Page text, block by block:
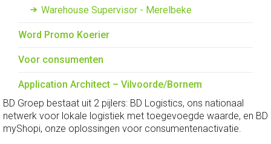
Warehouse Supervisor - Merelbeke
Word Promo Koerier
Voor consumenten
Application Architect – Vilvoorde/Bornem
BD Groep bestaat uit 2 pijlers: BD Logistics, ons nationaal
netwerk voor lokale logistiek met toegevoegde waarde, en BD
myShopi, onze oplossingen voor consumentenactivatie.